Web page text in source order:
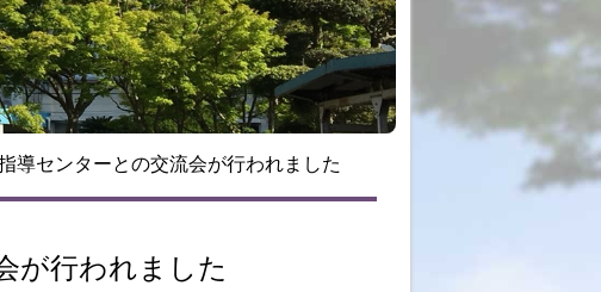
導センターとの交流会が行われました
が行われました